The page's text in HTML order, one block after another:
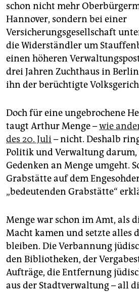
genossenschaft
epaper login
schon nicht mehr
Hannover, sondern bei einer
Versicherungsgesellschaft
die Widerständler um
einen höheren
drei Jahren Zuchthaus in
ihn der berüchtigte
Doch für eine ungebrochene
taugt Arthur Menge –wie
des 20. Juli– nicht. Deshalb
Politik und Verwaltung
Gedenken an Menge umgeht.
Grabstätte auf dem
„bedeutenden Grabstätte“
Menge war schon im Amt, als
Macht kamen und setzte alles
bleiben. Die Verbannung
den Bibliotheken, der
Aufträge, die Entfernung
aus der Stadtverwaltung – all